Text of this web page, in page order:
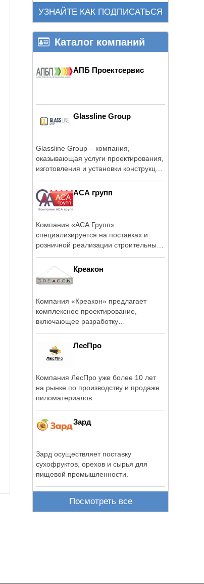
УЗНАЙТЕ КАК ПОДПИСАТЬСЯ
Каталог компаний
АПБ Проектсервис
Glassline Group
Glassline Group – компания,
оказывающая услуги проектирования,
изготовления и установки конструкций
АСА групп
Компания «АСА Групп»
специализируется на поставках и
розничной реализации строительных
Креакон
Компания «Креакон» предлагает
комплексное проектирование,
включающее разработку
ЛесПро
Компания ЛесПро уже более 10 лет
на рынке по производству и продаже
пиломатериалов.
Зард
Зард осуществляет поставку
сухофруктов, орехов и сырья для
пищевой промышленности.
Посмотреть все